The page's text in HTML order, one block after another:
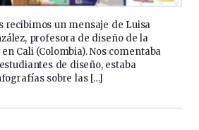
recibimos un mensaje de Luisa
profesora de diseño de la
Cali (Colombia). Nos comentaba
de diseño, estaba
sobre las […]